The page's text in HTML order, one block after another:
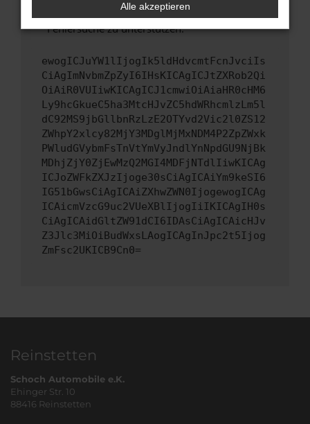
uns diesen Text schicken, um uns bei der
Fehlersuche zu unterstützen:
ewogICJuYW1lIjogIk5ldHdvcmtFcnJvciIs
CiAgImNvbmZpZyI6IHsKICAgICJtZXRob2Qi
OiAiR0VUIiwKICAgICJ1cmwiOiAiaHR0cHM6
Ly9hcGkueC5ha3MtcHJvZC5hdWRhcmlzLm5l
dC92MS9jbGllbnRzLzE2OTYvd2Vic2l0ZS12
ZWhpY2xlcy82MjY3MDglMjMxNDM4P2ZpZWxk
PWludGVybmFsTnVtYmVyJndlYnNpdGU9NjBk
MDhjZjY0ZjEwMzQ2MGI4MDFjNTdlIiwKICAg
ICJoZWFkZXJzIjoge30sCiAgICAiYm9keSI6
IG51bGwsCiAgICAiZXhwZWN0IjogewogICAg
ICAicmVzcG9uc2VUeXBlIjogIiIKICAgIH0s
CiAgICAidGltZW91dCI6IDAsCiAgICAicHJv
Z3Jlc3MiOiBudWxsLAogICAgInJpc2t5Ijog
ZmFsc2UKICB9Cn0=
Reinstetten
Schoch Automobile e.K.
Ehinger Str. 10
88416 Reinstetten
Alle akzeptieren